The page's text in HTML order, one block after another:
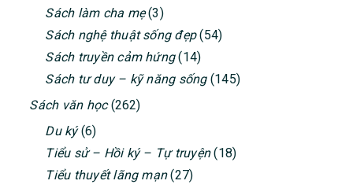
Sách làm cha mẹ(3)
Sách nghệ thuật sống đẹp(54)
Sách truyền cảm hứng(14)
Sách tư duy – kỹ năng sống(145)
Sách văn học(262)
Du ký(6)
Tiểu sử – Hồi ký – Tự truyện(18)
Tiểu thuyết lãng mạn(27)